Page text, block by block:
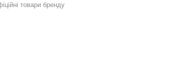
товари бренду